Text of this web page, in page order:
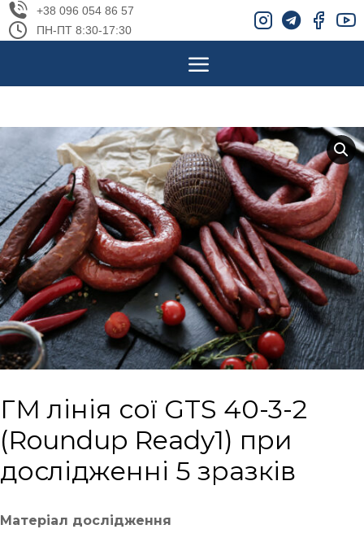
+38 096 054 86 57
ПН-ПТ 8:30-17:30
ГМ лінія сої GTS 40-3-2
(Roundup Ready1) при
дослідженні 5 зразків
Матеріал дослідження